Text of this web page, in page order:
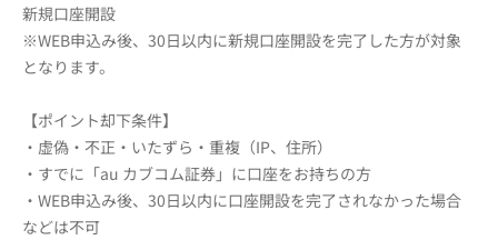
新規口座開設
※WEB申込み後、30日以内に新規口座開設を完了した方が対象
となります。
【ポイント却下条件】
・虚偽・不正・いたずら・重複（IP、住所）
・すでに「au カブコム証券」に口座をお持ちの方
・WEB申込み後、30日以内に口座開設を完了されなかった場合
などは不可